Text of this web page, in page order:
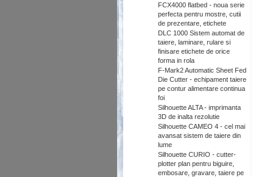
FCX4000 flatbed - noua serie
perfecta pentru mostre, cutii
de prezentare, etichete
DLC 1000 Sistem automat de
taiere, laminare, rulare si
finisare etichete de orice
forma in rola
F-Mark2 Automatic Sheet Fed
Die Cutter - echipament taiere
pe contur alimentare continua
foi
Silhouette ALTA - imprimanta
3D de inalta rezolutie
Silhouette CAMEO 4 - cel mai
avansat sistem de taiere din
lume
Silhouette CURIO - cutter-
plotter plan pentru biguire,
embosare, gravare, taiere pe